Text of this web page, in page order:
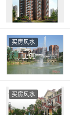
买房风水
买房风水